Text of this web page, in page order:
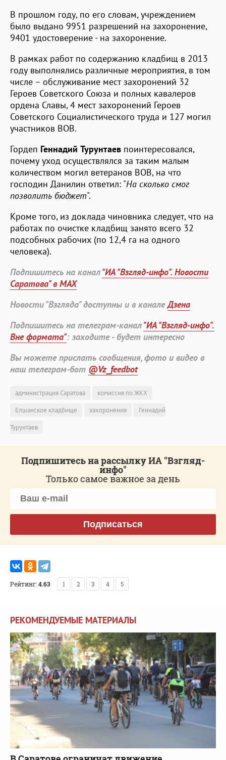
В прошлом году, по его словам, учреждением
было выдано 9951 разрешений на захоронение,
9401 удостоверение - на захоронение.
В рамках работ по содержанию кладбищ в 2013
году выполнялись различные мероприятия, в том
числе – обслуживание мест захоронений 32
Героев Советского Союза и полных кавалеров
ордена Славы, 4 мест захоронений Героев
Советского Социалистического труда и 127 могил
участников ВОВ.
Гордеп Геннадий Турунтаев поинтересовался,
почему уход осуществлялся за таким малым
количеством могил ветеранов ВОВ, на что
господин Данилин ответил: "На сколько смог
позволить бюджет".
Кроме того, из доклада чиновника следует, что на
работах по очистке кладбищ занято всего 32
подсобных рабочих (по 12,4 га на одного
человека).
Подпишитесь на канал"ИА "Взгляд-инфо". Новости
Саратова" в MAX
Новости "Взгляда" доступны и в каналеДзена
Подпишитесь на телеграм-канал"ИА "Взгляд-инфо".
Вне формата": заходите - будет интересно
Вы можете прислать сообщения, фото и видео в
наш телеграм-бот @Vz_feedbot
администрация Саратова
комиссия по ЖКХ
Елшанское кладбище
захоронения
Геннадий
Турунтаев
Подпишитесь на рассылку ИА "Взгляд-
инфо"
Только самое важное за день
Подписаться
Рейтинг:4.63 1 2 3 4 5
РЕКОМЕНДУЕМЫЕ МАТЕРИАЛЫ